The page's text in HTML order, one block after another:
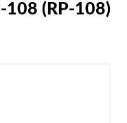
108 (RP-108)